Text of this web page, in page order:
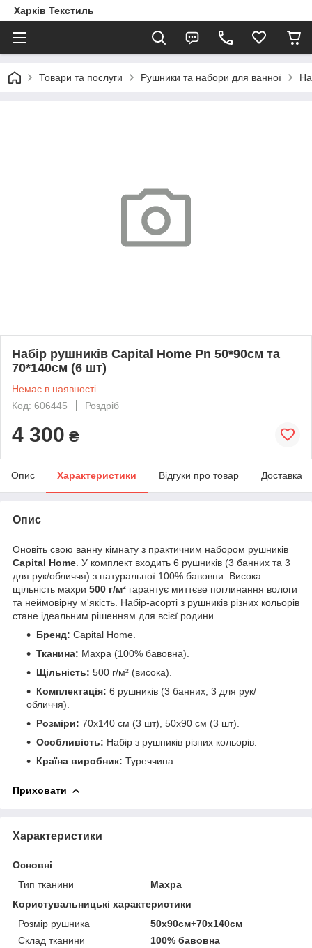
Харків Текстиль
Товари та послуги Рушники та набори для ванної
Набір рушників Capital Home Pn 50*90см та
70*140см (6 шт)
Немає в наявності
Код: 606445
Роздріб
4 300 ₴
Опис Характеристики Відгуки про товар Доставка
Опис
Оновіть свою ванну кімнату з практичним набором рушників
Capital Home . У комплект входить 6 рушників (3 банних та 3
для рук/обличчя) з натуральної 100% бавовни. Висока
щільність махри 500 г/м² гарантує миттєве поглинання вологи
та неймовірну м'якість. Набір-асорті з рушників різних кольорів
стане ідеальним рішенням для всієї родини.
Бренд: Capital Home.
Тканина: Махра (100% бавовна).
Щільність: 500 г/м² (висока).
Комплектація: 6 рушників (3 банних, 3 для рук/
обличчя).
Розміри: 70х140 см (3 шт), 50х90 см (3 шт).
Особливість: Набір з рушників різних кольорів.
Країна виробник: Туреччина.
Приховати
Характеристики
Основні
Тип тканини
Махра
Користувальницькі характеристики
Розмір рушника
50х90см+70х140см
Склад тканини
100% бавовна